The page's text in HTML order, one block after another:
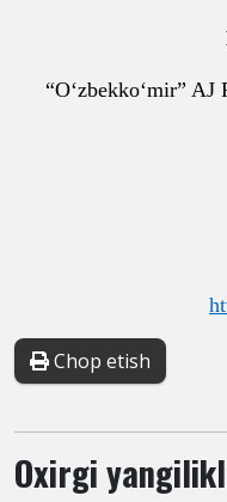
“O‘zbekko‘mir” AJ
Chop etish
Oxirgi